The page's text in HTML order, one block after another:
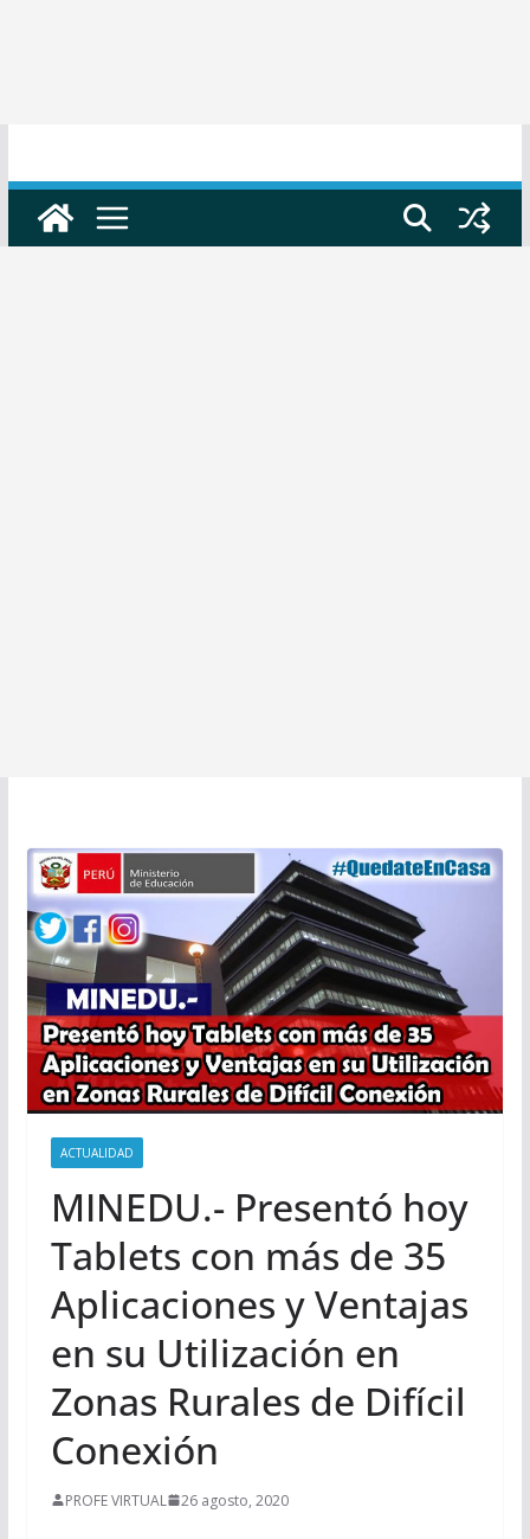
ACTUALIDAD
MINEDU.- Presentó hoy
Tablets con más de 35
Aplicaciones y Ventajas
en su Utilización en
Zonas Rurales de Difícil
Conexión
PROFE VIRTUAL 26 agosto, 2020